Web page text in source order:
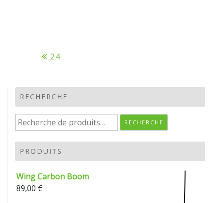
Navigation
l’article
24
RECHERCHE
Recherche
pour :
RECHERCHE
PRODUITS
Wing Carbon Boom
89,00 €